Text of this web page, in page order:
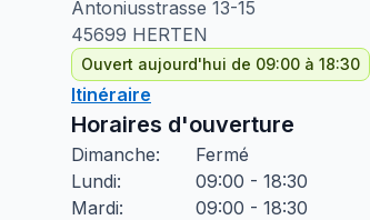
Antoniusstrasse 13-15
45699 HERTEN
Ouvert aujourd'hui de 09:00 à 18:30
Itinéraire
Horaires d'ouverture
Dimanche:
Fermé
Lundi:
09:00 - 18:30
Mardi:
09:00 - 18:30